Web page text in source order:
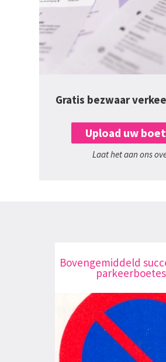
Gratis bezwaar
Upload uw
Laat het aan ons
Bovengemiddeld
parkeerboetes